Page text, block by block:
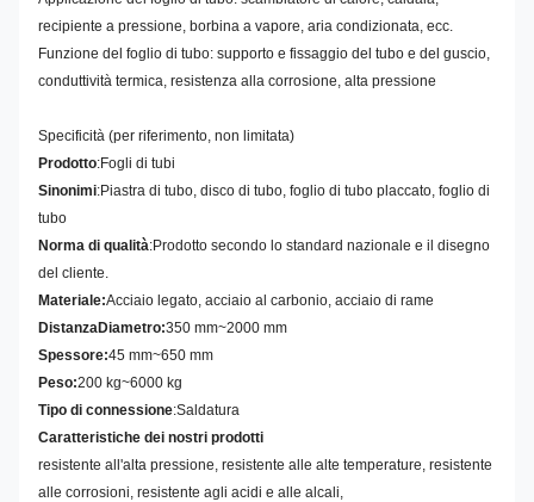
recipiente a pressione, borbina a vapore, aria condizionata, ecc.
Funzione del foglio di tubo: supporto e fissaggio del tubo e del guscio,
conduttività termica, resistenza alla corrosione, alta pressione
Specificità (per riferimento, non limitata)
Prodotto:Fogli di tubi
Sinonimi:Piastra di tubo, disco di tubo, foglio di tubo placcato, foglio di
tubo
Norma di qualità:Prodotto secondo lo standard nazionale e il disegno
del cliente.
Materiale:Acciaio legato, acciaio al carbonio, acciaio di rame
DistanzaDiametro:350 mm~2000 mm
Spessore:45 mm~650 mm
Peso:200 kg~6000 kg
Tipo di connessione:Saldatura
Caratteristiche dei nostri prodotti
resistente all'alta pressione, resistente alle alte temperature, resistente
alle corrosioni, resistente agli acidi e alle alcali,